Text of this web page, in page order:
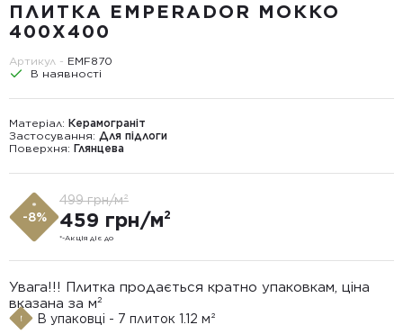
ПЛИТКА EMPERADOR МОККО
400Х400
Артикул - EMF870
В наявності
Матеріал: Керамограніт
Застосування: Для підлоги
Поверхня: Глянцева
*
-8%
499 грн/м²
459 грн/м²
*-Акція діє до
Увага!!! Плитка продається кратно упаковкам, ціна
вказана за м²
В упаковці - 7 плиток 1.12 м²